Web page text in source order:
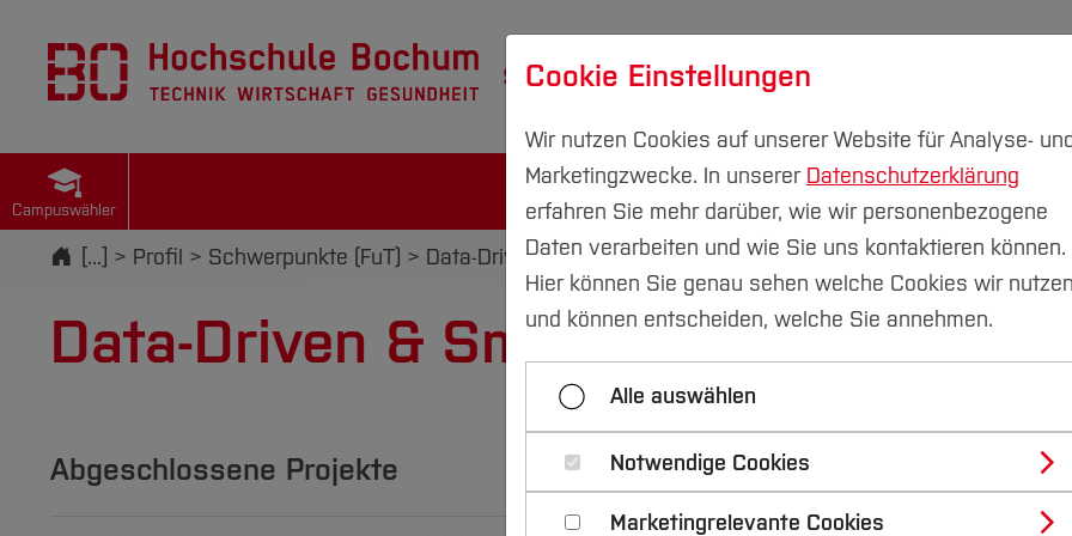
Studium Forschung & Transfer
Campuswähler
Startseite
[...] Profil Schwerpunkte (FuT) Data-Driven & Smart Technologies Forschungsprojekte
Data-Driven & Smart Technologies -
Abgeschlossene Projekte
Cookie Einstellungen
Wir nutzen Cookies auf unserer Website für Analyse- und
Marketingzwecke. In unserer Datenschutzerklärung
erfahren Sie mehr darüber, wie wir personenbezogene
Daten verarbeiten und wie Sie uns kontaktieren können.
Hier können Sie genau sehen welche Cookies wir nutzen
und können entscheiden, welche Sie annehmen.
Alle auswählen
Notwendige Cookies
Marketingrelevante Cookies